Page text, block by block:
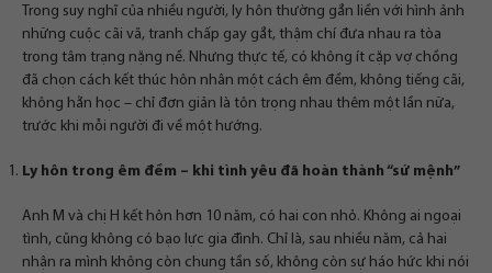
Trong suy nghĩ của nhiều người, ly hôn thường gắn liền với hình ảnh
những cuộc cãi vã, tranh chấp gay gắt, thậm chí đưa nhau ra tòa
trong tâm trạng nặng nề. Nhưng thực tế, có không ít cặp vợ chồng
đã chọn cách kết thúc hôn nhân một cách êm đềm, không tiếng cãi,
không hằn học – chỉ đơn giản là tôn trọng nhau thêm một lần nữa,
trước khi mỗi người đi về một hướng.
Ly hôn trong êm đềm – khi tình yêu đã hoàn thành “sứ mệnh”
Anh M và chị H kết hôn hơn 10 năm, có hai con nhỏ. Không ai ngoại
tình, cũng không có bạo lực gia đình. Chỉ là, sau nhiều năm, cả hai
nhận ra mình không còn chung tần số, không còn sự háo hức khi nói